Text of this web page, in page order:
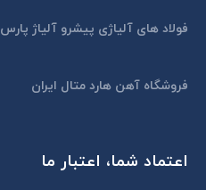
فولاد های آلیاژی پیشرو آلیاژ پارس
فروشگاه آهن هارد متال ایران
اعتماد شما، اعتبار ما